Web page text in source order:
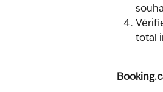
total